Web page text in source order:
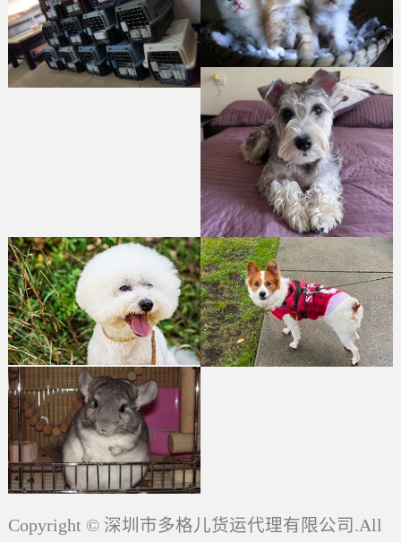
Copyright © 深圳市多格儿货运代理有限公司.All